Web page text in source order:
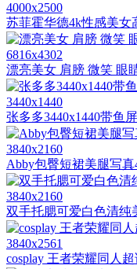
4000x2500
苏菲霍华德4k性感美女
6816x4302
漂亮美女 肩膀 微笑 眼
3440x1440
张多多3440x1440带鱼
3840x2160
Abby包臀短裙美腿写
3840x2160
双手托腮可爱白色清纯
3840x2561
cosplay 王者荣耀同人